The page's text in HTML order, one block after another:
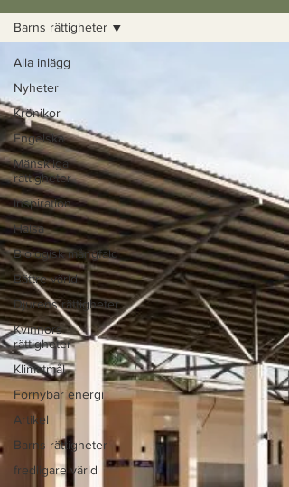
Alla inlägg
Nyheter
Krönikor
Engelska
Mänskliga
rättigheter
Inspiration
Hälsa
Biologisk mångfald
Bättre värld
Djurens rättigheter
Kvinnors
rättigheter
Klimatmål
Förnybar energi
Artikel
Barns rättigheter
fredligare värld
Barns rättigheter